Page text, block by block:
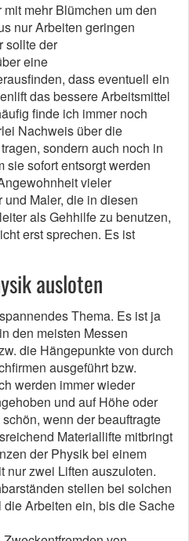
mehr Blümchen um den
nur Arbeiten geringen
sollte der
eine
dass eventuell ein
das bessere Arbeitsmittel
finde ich immer noch
Nachweis über die
sondern auch noch in
sie sofort entsorgt werden
vieler
und Maler, die in diesen
als Gehhilfe zu benutzen,
erst sprechen. Es ist
ausloten
Thema. Es ist ja
den meisten Messen
die Hängepunkte von durch
ausgeführt bzw.
werden immer wieder
und auf Höhe oder
wenn der beauftragte
Materiallifte mitbringt
der Physik bei einem
nur zwei Liften auszuloten.
stellen bei solchen
Arbeiten ein, bis die Sache